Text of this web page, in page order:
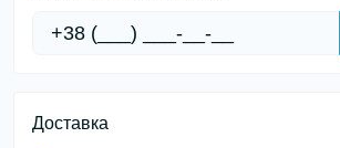
Доставка